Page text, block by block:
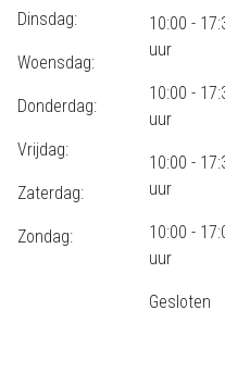
Dinsdag:
Woensdag:
Donderdag:
Vrijdag:
Zaterdag:
Zondag:
10:00 -
uur
10:00 -
uur
10:00 -
uur
10:00 -
uur
Gesloten